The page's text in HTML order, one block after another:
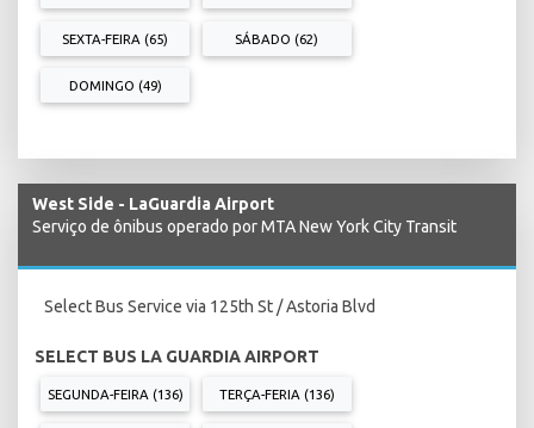
SEXTA-FEIRA (65) SÁBADO (62)
DOMINGO (49)
West Side - LaGuardia Airport
Serviço de ônibus operado por MTA New York City Transit
Select Bus Service via 125th St / Astoria Blvd
SELECT BUS LA GUARDIA AIRPORT
SEGUNDA-FEIRA (136) TERÇA-FERIA (136)